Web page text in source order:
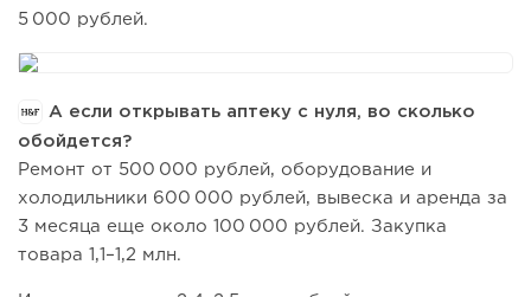
5 000 рублей.
А если открывать аптеку с нуля, во сколько
обойдется?
Ремонт от 500 000 рублей, оборудование и
холодильники 600 000 рублей, вывеска и аренда за
3 месяца еще около 100 000 рублей. Закупка
товара 1,1–1,2 млн.